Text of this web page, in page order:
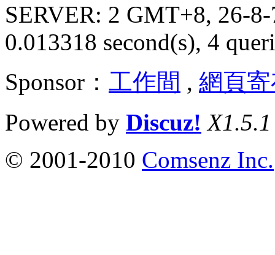
SERVER: 2 GMT+8, 26-
0.013318 second(s), 4
Sponsor： 工作間 , 網頁
Powered by Discuz! X1.5.1
© 2001-2010 Comsenz Inc.